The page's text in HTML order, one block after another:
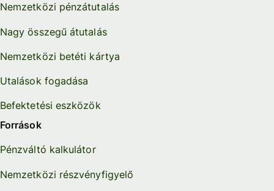
Nemzetközi pénzátutalás
Nagy összegű átutalás
Nemzetközi betéti kártya
Utalások fogadása
Befektetési eszközök
Források
Pénzváltó kalkulátor
Nemzetközi részvényfigyelő